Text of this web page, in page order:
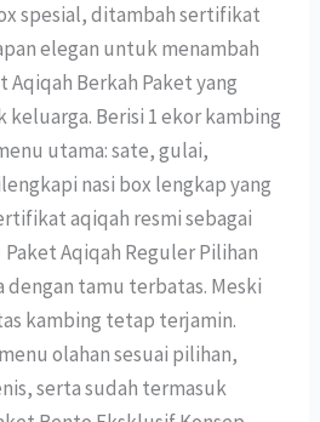
spesial, ditambah sertifikat
elegan untuk menambah
Aqiqah Berkah Paket yang
Berisi 1 ekor kambing
utama: sate, gulai,
nasi box lengkap yang
aqiqah resmi sebagai
Aqiqah Reguler Pilihan
tamu terbatas. Meski
kambing tetap terjamin.
olahan sesuai pilihan,
serta sudah termasuk